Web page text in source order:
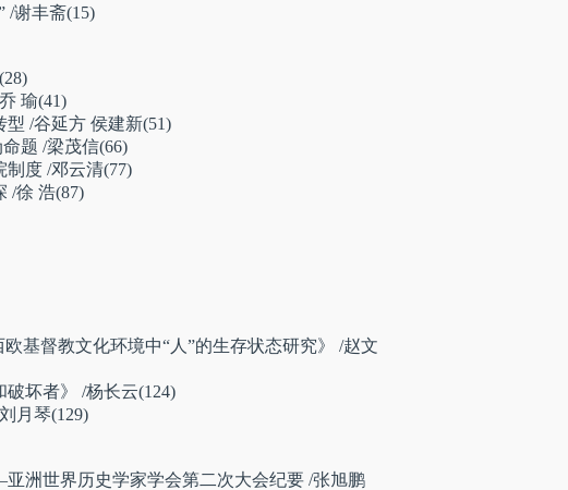
/谢丰斋(15)
瑜(41)
型 /谷延方 侯建新(51)
题 /梁茂信(66)
制度 /邓云清(77)
/徐 浩(87)
督教文化环境中“人”的生存状态研究》 /赵文
坏者》 /杨长云(124)
月琴(129)
世界历史学家学会第二次大会纪要 /张旭鹏